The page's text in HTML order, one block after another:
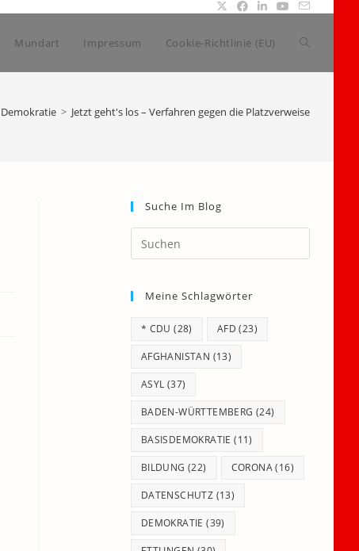
Mundart Impressum Cookie-Richtlinie (EU) Website-
Demokratie > Jetzt geht's los – Verfahren gegen die Platzverweise
Suche Im Blog
Escape
Meine Schlagwörter
* CDU (28) AFD (23)
AFGHANISTAN (13)
ASYL (37)
BADEN-WÜRTTEMBERG (24)
BASISDEMOKRATIE (11)
BILDUNG (22) CORONA(16)
DATENSCHUTZ (13)
DEMOKRATIE (39)